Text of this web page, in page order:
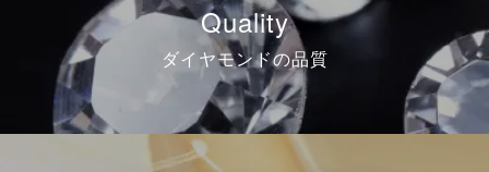
Quality
ダイヤモンドの品質